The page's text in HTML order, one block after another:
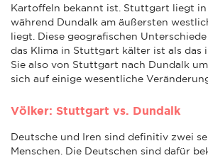
Kartoffeln bekannt ist. Stuttgart liegt in
während Dundalk am äußersten
liegt. Diese geografischen
das Klima in Stuttgart kälter ist als das
Sie also von Stuttgart nach Dundalk
sich auf einige wesentliche
Völker: Stuttgart vs. Dundalk
Deutsche und Iren sind definitiv zwei
Menschen. Die Deutschen sind dafür